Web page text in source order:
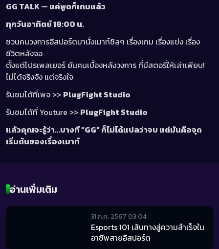
GG TALK — แค่พูดก็เกมแล้ว
ทุกวันอาทิตย์ 18:00 น.
ชวนคนวงการอีสปอร์ตมานั่งเมาท์ชิลๆ เรื่องเกม เรื่องแข่ง เรื่อง
ชีวิตหลังจอ
ตั้งแต่โปรเพลเยอร์ ยันคนเบื้องหลังวงการ ที่มีสตอรี่ให้เล่าเพียบ!
ไม่ได้จริงจัง แต่จริงใจ
รับชมได้ที่เพจ >> PlugFight Studio
รับชมได้ที่ Youture >> PlugFight Studio
แล้วคุณจะรู้ว่า…บางที “GG” ก็ไม่ได้แปลว่าจบ แต่มันคือจุด
เริ่มต้นของเรื่องเมาท์
อ่านเพิ่มเติม
31 ก.ค. 2567 03:04
Esports 101 เส้นทางสู่ความสำเร็จใน
อาชีพสายอีสปอร์ต